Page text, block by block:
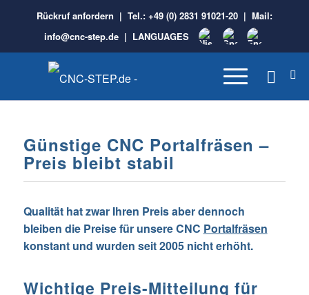
Rückruf anfordern | Tel.: +49 (0) 2831 91021-20| Mail:
info@cnc-step.de | LANGUAGES
Günstige CNC Portalfräsen –
Preis bleibt stabil
Qualität hat zwar Ihren Preis aber dennoch
bleiben die Preise für unsere CNC Portalfräsen
konstant und wurden seit 2005 nicht erhöht.
Wichtige Preis-Mitteilung für